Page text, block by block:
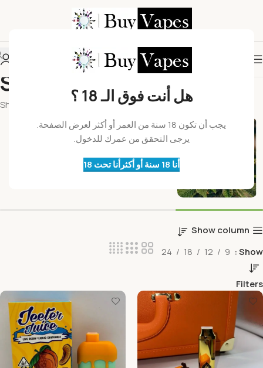
هل أنت فوق الـ 18 ؟
يجب أن تكون 18 سنة من العمر أو أكثر لعرض الصفحة.
يرجى التحقق من عمرك للدخول.
أنا 18 سنة أو أكثر أنا تحت 18
Shop
Shop
براعم
Show column
Show
9
12
18
24
Filters